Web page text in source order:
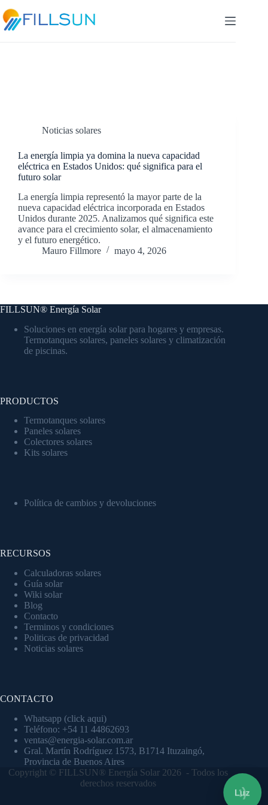
to
content
Noticias solares
La energía limpia ya domina la nueva capacidad
eléctrica en Estados Unidos: qué significa para el
futuro solar
La energía limpia representó la mayor parte de la
nueva capacidad eléctrica incorporada en Estados
Unidos durante 2025. Analizamos qué significa este
avance para el crecimiento solar, el almacenamiento
y el futuro energético.
Mauro Fillmore
mayo 4, 2026
FILLSUN® Energía Solar
Soluciones en energía solar para hogares y empresas.
Termotanques solares, paneles solares y climatización
de piscinas.
PRODUCTOS
Termotanques solares
Paneles solares
Colectores solares
Kits solares
Política de cambios y devoluciones
RECURSOS
Calculadoras solares
Guía solar
Wiki solar
Blog
Contacto
Terminos y condiciones
Politicas de privacidad
Noticias solares
CONTACTO
Whatsapp (click aqui)
Teléfono: +54 11 44862693
ventas@energia-solar.com.ar
Gral. Martín Rodríguez 1573, B1714 Ituzaingó,
Provincia de Buenos Aires
Copyright © FILLSUN® Energía Solar 2026 - Todos los
derechos reservados
Luz
:)